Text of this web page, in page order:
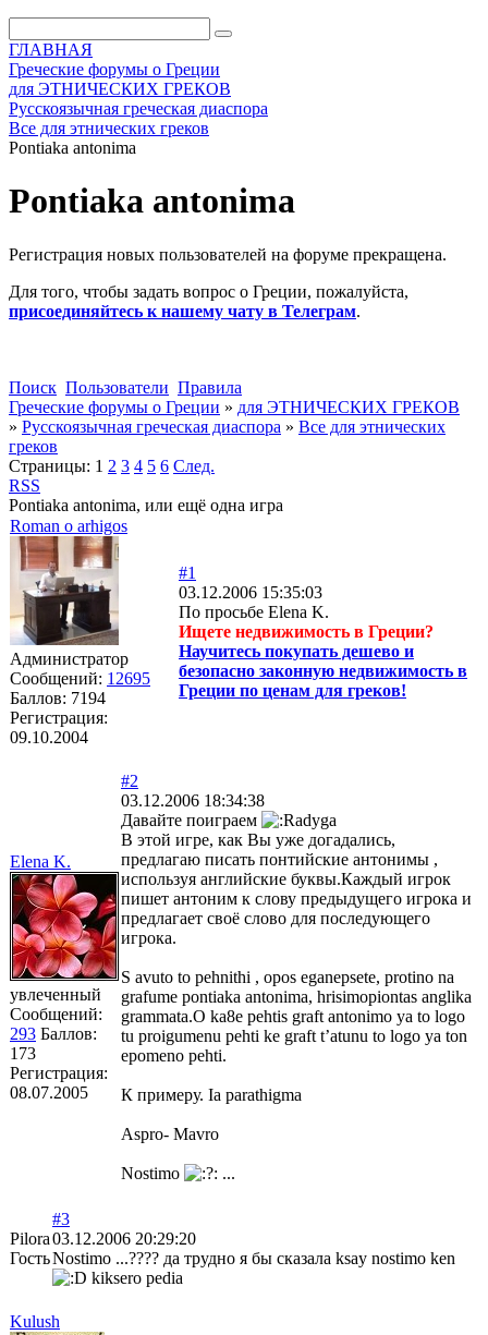
ГЛАВНАЯ
Греческие форумы о Греции
для ЭТНИЧЕСКИХ ГРЕКОВ
Русскоязычная греческая диаспора
Все для этнических греков
Pontiaka antonima
Pontiaka antonima
Регистрация новых пользователей на форуме прекращена.
Для того, чтобы задать вопрос о Греции, пожалуйста,
присоединяйтесь к нашему чату в Телеграм.
Поиск Пользователи Правила
Греческие форумы о Греции » для ЭТНИЧЕСКИХ ГРЕКОВ
» Русскоязычная греческая диаспора » Все для этнических
греков
Страницы: 1 2 3 4 5 6 След.
RSS
Pontiaka antonima, или ещё одна игра
Roman o arhigos
Администратор
Сообщений: 12695
Баллов: 7194
Регистрация:
09.10.2004
#1
03.12.2006 15:35:03
По просьбе Elena K.
Ищете недвижимость в Греции?
Научитесь покупать дешево и
безопасно законную недвижимость в
Греции по ценам для греков!
Elena K.
увлеченный
Сообщений:
293 Баллов:
173
Регистрация:
08.07.2005
#2
03.12.2006 18:34:38
Давайте поиграем
В этой игре, как Вы уже догадались,
предлагаю писать понтийские антонимы ,
используя английские буквы.Каждый игрок
пишет антоним к слову предыдущего игрока и
предлагает своё слово для последующего
игрока.
S avuto to pehnithi , opos eganepsete, protino na
grafume pontiaka antonima, hrisimopiontas anglika
grammata.O ka8e pehtis graft antonimo ya to logo
tu proigumenu pehti ke graft t’atunu to logo ya ton
epomeno pehti.
К примеру. Ia parathigma
Aspro- Mavro
Nostimo ...
Pilora
Гость
#3
03.12.2006 20:29:20
Nostimo ...???? да трудно я бы сказала ksay nostimo ken
kiksero pedia
Kulush